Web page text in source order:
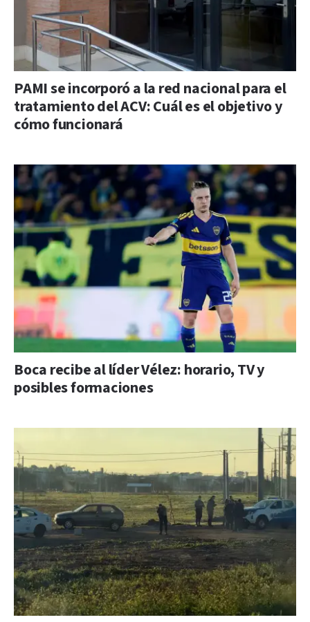
PAMI se incorporó a la red nacional para el
tratamiento del ACV: Cuál es el objetivo y
cómo funcionará
Boca recibe al líder Vélez: horario, TV y
posibles formaciones